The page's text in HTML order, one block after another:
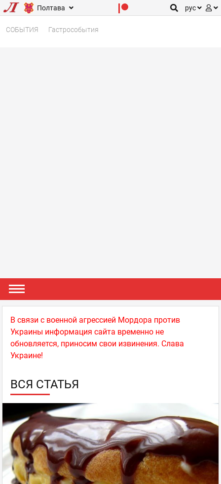
Полтава рус
СОБЫТИЯ Гастрособытия
В связи с военной агрессией Мордора против
Украины информация сайта временно не
обновляется, приносим свои извинения. Слава
Украине!
ВСЯ СТАТЬЯ